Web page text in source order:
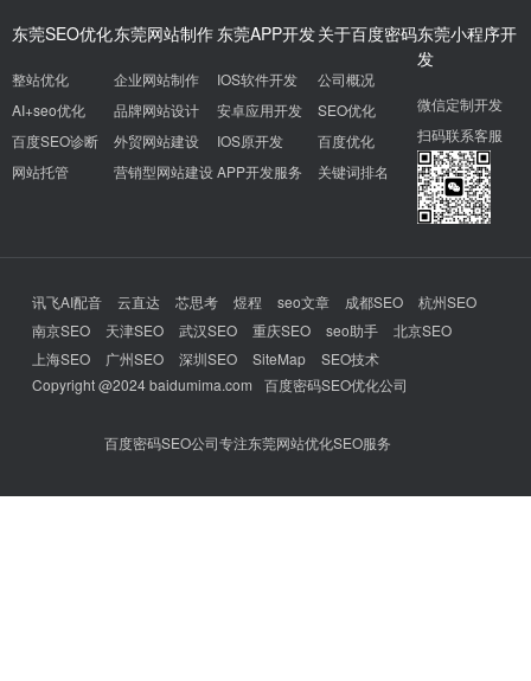
东莞SEO优化
整站优化
AI+seo优化
百度SEO诊断
网站托管
东莞网站制作
企业网站制作
品牌网站设计
外贸网站建设
营销型网站建设
东莞APP开发
IOS软件开发
安卓应用开发
IOS原开发
APP开发服务
关于百度密码
公司概况
SEO优化
百度优化
关键词排名
东莞小程序开
发
微信定制开发
扫码联系客服
讯飞AI配音 云直达 芯思考 煜程 seo文章 成都SEO
杭州SEO
南京SEO
天津SEO 武汉SEO 重庆SEO seo助手
北京SEO
上海SEO
广州SEO 深圳SEO SiteMap
SEO技术
Copyright @2024 baidumima.com
百度密码SEO优化公司
百度密码SEO公司专注东莞网站优化SEO服务